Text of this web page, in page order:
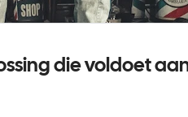
die voldoet